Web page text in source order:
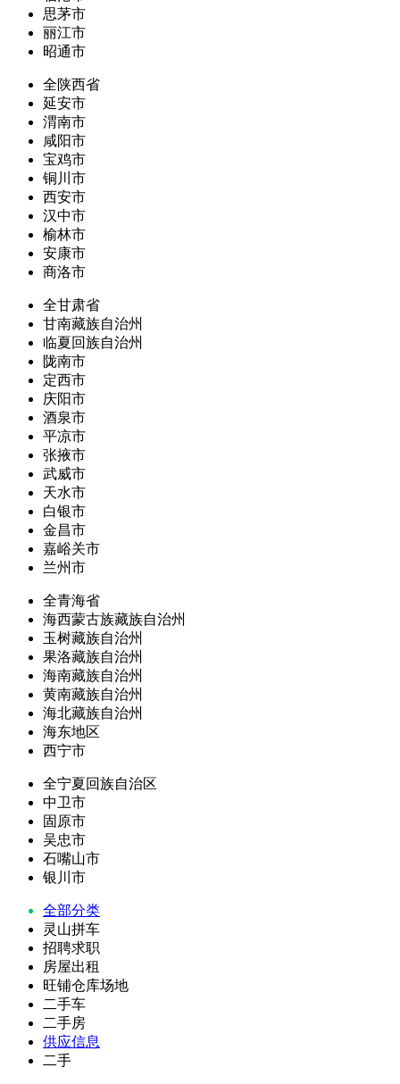
思茅市
丽江市
昭通市
全陕西省
延安市
渭南市
咸阳市
宝鸡市
铜川市
西安市
汉中市
榆林市
安康市
商洛市
全甘肃省
甘南藏族自治州
临夏回族自治州
陇南市
定西市
庆阳市
酒泉市
平凉市
张掖市
武威市
天水市
白银市
金昌市
嘉峪关市
兰州市
全青海省
海西蒙古族藏族自治州
玉树藏族自治州
果洛藏族自治州
海南藏族自治州
黄南藏族自治州
海北藏族自治州
海东地区
西宁市
全宁夏回族自治区
中卫市
固原市
吴忠市
石嘴山市
银川市
全部分类
灵山拼车
招聘求职
房屋出租
旺铺仓库场地
二手车
二手房
供应信息
二手